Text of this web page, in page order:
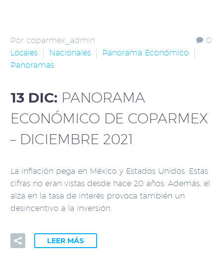
0
Por coparmex_admin
Locales
Nacionales
Panorama Económico
Panoramas
13 DIC: PANORAMA
ECONÓMICO DE COPARMEX
– DICIEMBRE 2021
La inflación pega en México y Estados Unidos. Estas
cifras no eran vistas desde hace 20 años. Además, el
alza en la tasa de interés provoca también un
desincentivo a la inversión.
LEER MÁS